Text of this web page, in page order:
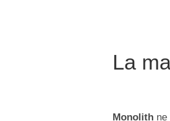
La
Monolith ne